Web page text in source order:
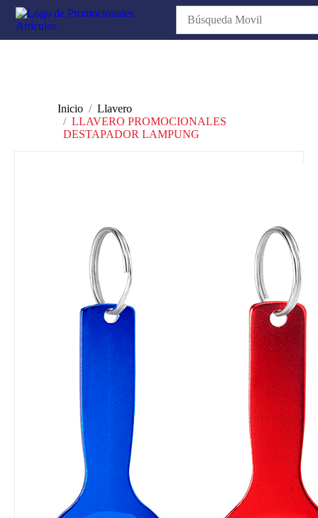
Inicio
Llavero
LLAVERO PROMOCIONALES
DESTAPADOR LAMPUNG